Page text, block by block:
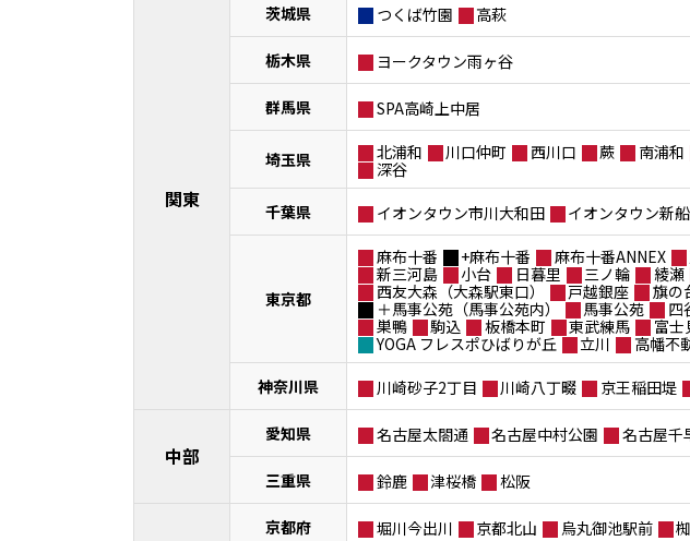
関東
茨城県 つくば竹園 高萩
栃木県 ヨークタウン雨ヶ谷
群馬県 SPA高崎上中居
埼玉県 北浦和 川口仲町 西川口 蕨 南浦和
深谷
千葉県
イオンタウン市川大和田 イオンタウン新
東京都
麻布十番 +麻布十番 麻布十番ANNEX
新三河島
小台 日暮里 三ノ輪 綾瀬
西友大森（大森駅東口）
戸越銀座 旗の
＋馬事公苑（馬事公苑内）
馬事公苑 四
巣鴨
駒込 板橋本町 東武練馬 富士
YOGA フレスポひばりが丘
立川 高幡不
神奈川県
川崎砂子2丁目 川崎八丁畷 京王稲田堤
中部
愛知県 名古屋太閤通 名古屋中村公園 名古屋千
三重県 鈴鹿 津桜橋 松阪
京都府 堀川今出川 京都北山 烏丸御池駅前